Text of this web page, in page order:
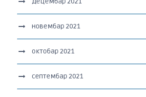
новембар 2021
октобар 2021
септембар 2021